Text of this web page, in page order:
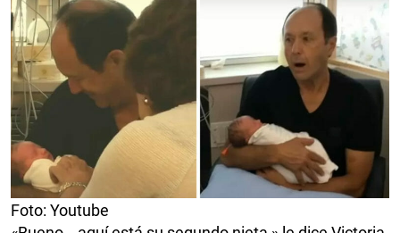
Foto: Youtube